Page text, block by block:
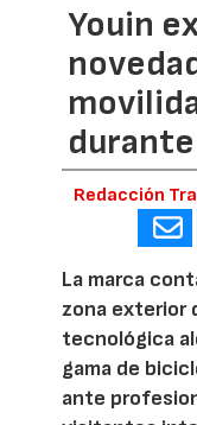
Youin
Redacción
La marca
zona exterior
tecnológica
gama de
ante